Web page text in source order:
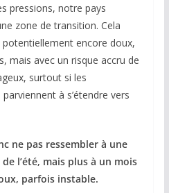
pressions, notre pays
zone de transition. Cela
encore doux,
mais avec un risque accru de
surtout si les
à s’étendre vers
ne pas ressembler à une
l’été, mais plus à un mois
parfois instable.